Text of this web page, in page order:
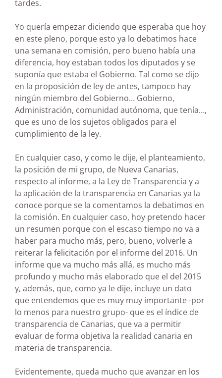
tardes.
Yo quería empezar diciendo que esperaba que hoy
en este pleno, porque esto ya lo debatimos hace
una semana en comisión, pero bueno había una
diferencia, hoy estaban todos los diputados y se
suponía que estaba el Gobierno. Tal como se dijo
en la proposición de ley de antes, tampoco hay
ningún miembro del Gobierno… Gobierno,
Administración, comunidad autónoma, que tenía…,
que es uno de los sujetos obligados para el
cumplimiento de la ley.
En cualquier caso, y como le dije, el planteamiento,
la posición de mi grupo, de Nueva Canarias,
respecto al informe, a la Ley de Transparencia y a
la aplicación de la transparencia en Canarias ya la
conoce porque se la comentamos la debatimos en
la comisión. En cualquier caso, hoy pretendo hacer
un resumen porque con el escaso tiempo no va a
haber para mucho más, pero, bueno, volverle a
reiterar la felicitación por el informe del 2016. Un
informe que va mucho más allá, es mucho más
profundo y mucho más elaborado que el del 2015
y, además, que, como ya le dije, incluye un dato
que entendemos que es muy muy importante -por
lo menos para nuestro grupo- que es el índice de
transparencia de Canarias, que va a permitir
evaluar de forma objetiva la realidad canaria en
materia de transparencia.
Evidentemente, queda mucho que avanzar en los